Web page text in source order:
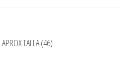
accumark,
Moldes en
TALLA (46)